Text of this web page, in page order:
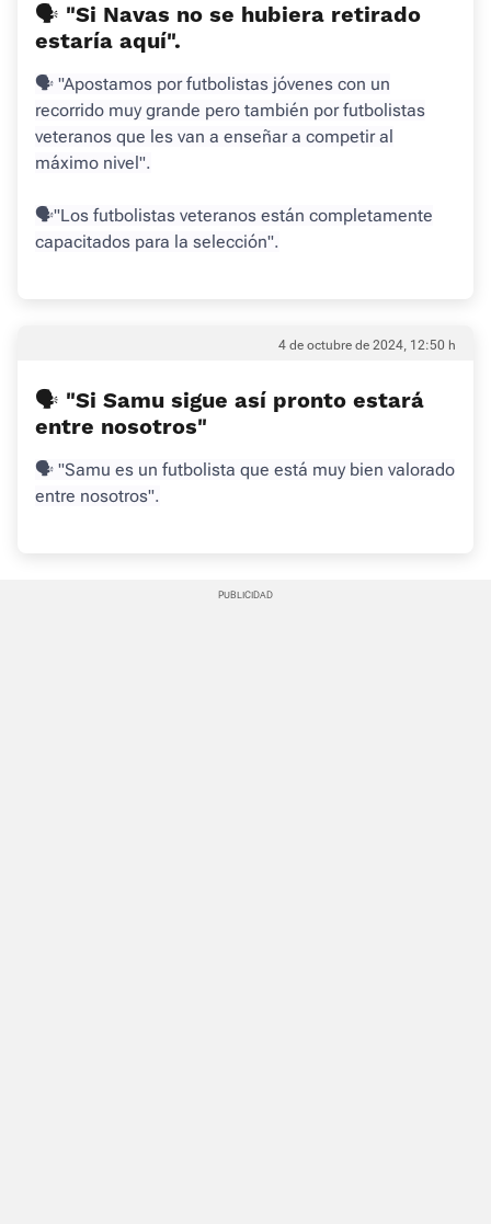
🗣 "Si Navas no se hubiera retirado
estaría aquí".
🗣 "Apostamos por futbolistas jóvenes con un
recorrido muy grande pero también por futbolistas
veteranos que les van a enseñar a competir al
máximo nivel".
🗣"Los futbolistas veteranos están completamente
capacitados para la selección".
4 de octubre de 2024, 12:50 h
🗣 "Si Samu sigue así pronto estará
entre nosotros"
🗣 "Samu es un futbolista que está muy bien valorado
entre nosotros".